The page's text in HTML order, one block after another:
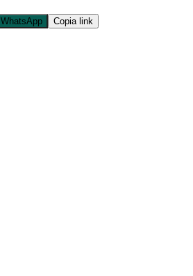
WhatsApp Copia link